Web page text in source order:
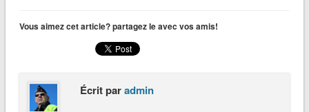
Vous aimez cet article? partagez le avec vos amis!
Écrit paradmin